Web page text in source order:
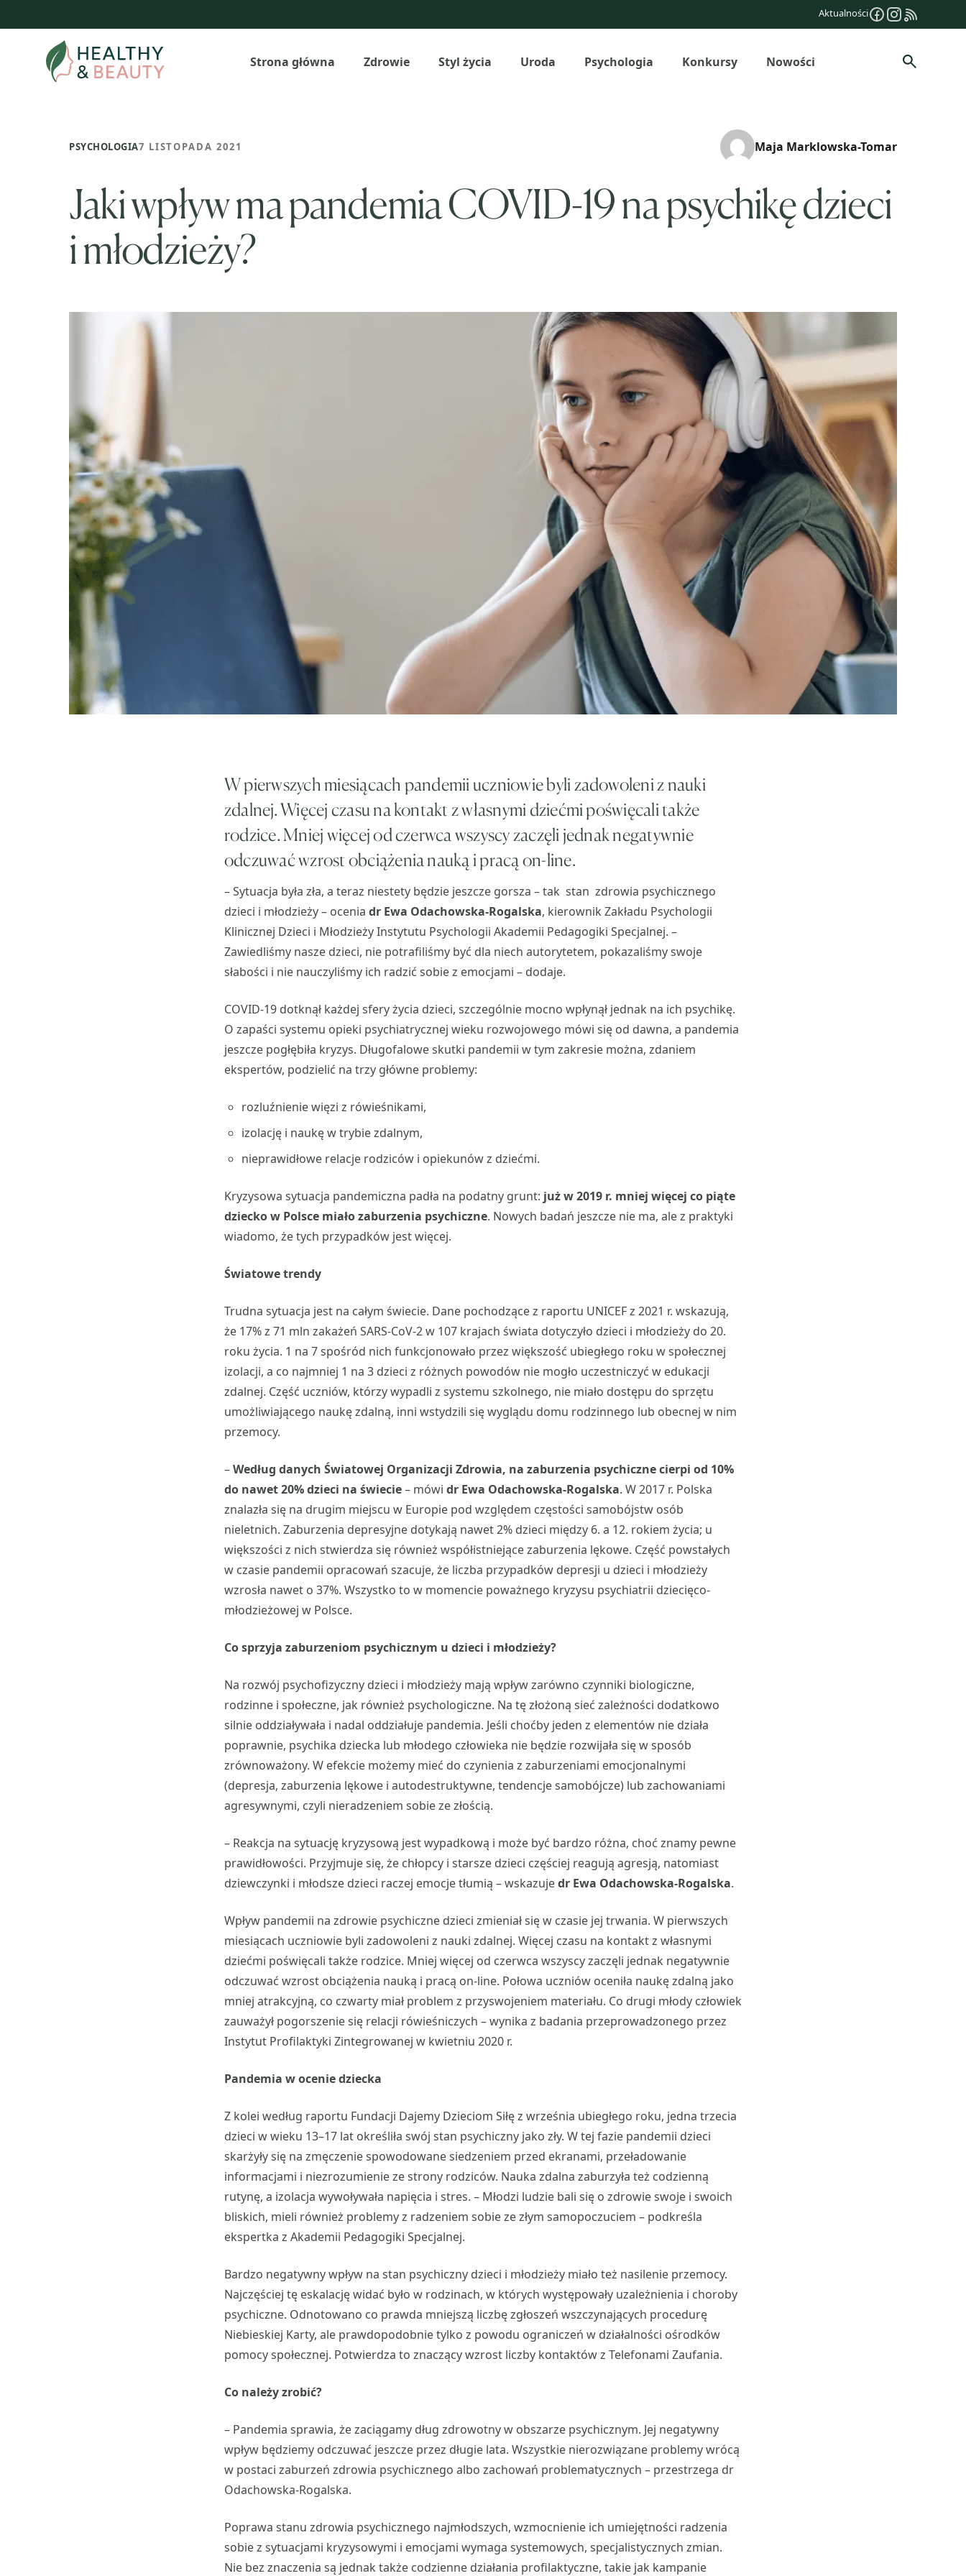
do
Aktualności
Strona główna Zdrowie Styl życia Uroda Psychologia Konkursy Nowości Szukaj
PSYCHOLOGIA7 LISTOPADA 2021 Maja Marklowska-Tomar
Jaki wpływ ma pandemia COVID-19 na psychikę dzieci
i młodzieży?
W pierwszych miesiącach pandemii uczniowie byli zadowoleni z nauki
zdalnej. Więcej czasu na kontakt z własnymi dziećmi poświęcali także
rodzice. Mniej więcej od czerwca wszyscy zaczęli jednak negatywnie
odczuwać wzrost obciążenia nauką i pracą on-line.
– Sytuacja była zła, a teraz niestety będzie jeszcze gorsza – tak stan zdrowia psychicznego
dzieci i młodzieży – ocenia dr Ewa Odachowska-Rogalska, kierownik Zakładu Psychologii
Klinicznej Dzieci i Młodzieży Instytutu Psychologii Akademii Pedagogiki Specjalnej. –
Zawiedliśmy nasze dzieci, nie potrafiliśmy być dla niech autorytetem, pokazaliśmy swoje
słabości i nie nauczyliśmy ich radzić sobie z emocjami – dodaje.
COVID-19 dotknął każdej sfery życia dzieci, szczególnie mocno wpłynął jednak na ich psychikę.
O zapaści systemu opieki psychiatrycznej wieku rozwojowego mówi się od dawna, a pandemia
jeszcze pogłębiła kryzys. Długofalowe skutki pandemii w tym zakresie można, zdaniem
ekspertów, podzielić na trzy główne problemy:
rozluźnienie więzi z rówieśnikami,
izolację i naukę w trybie zdalnym,
nieprawidłowe relacje rodziców i opiekunów z dziećmi.
Kryzysowa sytuacja pandemiczna padła na podatny grunt: już w 2019 r. mniej więcej co piąte
dziecko w Polsce miało zaburzenia psychiczne. Nowych badań jeszcze nie ma, ale z praktyki
wiadomo, że tych przypadków jest więcej.
Światowe trendy
Trudna sytuacja jest na całym świecie. Dane pochodzące z raportu UNICEF z 2021 r. wskazują,
że 17% z 71 mln zakażeń SARS-CoV-2 w 107 krajach świata dotyczyło dzieci i młodzieży do 20.
roku życia. 1 na 7 spośród nich funkcjonowało przez większość ubiegłego roku w społecznej
izolacji, a co najmniej 1 na 3 dzieci z różnych powodów nie mogło uczestniczyć w edukacji
zdalnej. Część uczniów, którzy wypadli z systemu szkolnego, nie miało dostępu do sprzętu
umożliwiającego naukę zdalną, inni wstydzili się wyglądu domu rodzinnego lub obecnej w nim
przemocy.
–Według danych Światowej Organizacji Zdrowia, na zaburzenia psychiczne cierpi od 10%
do nawet 20% dzieci na świecie– mówi dr Ewa Odachowska-Rogalska. W 2017 r. Polska
znalazła się na drugim miejscu w Europie pod względem częstości samobójstw osób
nieletnich. Zaburzenia depresyjne dotykają nawet 2% dzieci między 6. a 12. rokiem życia; u
większości z nich stwierdza się również współistniejące zaburzenia lękowe. Część powstałych
w czasie pandemii opracowań szacuje, że liczba przypadków depresji u dzieci i młodzieży
wzrosła nawet o 37%. Wszystko to w momencie poważnego kryzysu psychiatrii dziecięco-
młodzieżowej w Polsce.
Co sprzyja zaburzeniom psychicznym u dzieci i młodzieży?
Na rozwój psychofizyczny dzieci i młodzieży mają wpływ zarówno czynniki biologiczne,
rodzinne i społeczne, jak również psychologiczne. Na tę złożoną sieć zależności dodatkowo
silnie oddziaływała i nadal oddziałuje pandemia. Jeśli choćby jeden z elementów nie działa
poprawnie, psychika dziecka lub młodego człowieka nie będzie rozwijała się w sposób
zrównoważony. W efekcie możemy mieć do czynienia z zaburzeniami emocjonalnymi
(depresja, zaburzenia lękowe i autodestruktywne, tendencje samobójcze) lub zachowaniami
agresywnymi, czyli nieradzeniem sobie ze złością.
– Reakcja na sytuację kryzysową jest wypadkową i może być bardzo różna, choć znamy pewne
prawidłowości. Przyjmuje się, że chłopcy i starsze dzieci częściej reagują agresją, natomiast
dziewczynki i młodsze dzieci raczej emocje tłumią – wskazujedr Ewa Odachowska-Rogalska.
Wpływ pandemii na zdrowie psychiczne dzieci zmieniał się w czasie jej trwania. W pierwszych
miesiącach uczniowie byli zadowoleni z nauki zdalnej. Więcej czasu na kontakt z własnymi
dziećmi poświęcali także rodzice. Mniej więcej od czerwca wszyscy zaczęli jednak negatywnie
odczuwać wzrost obciążenia nauką i pracą on-line. Połowa uczniów oceniła naukę zdalną jako
mniej atrakcyjną, co czwarty miał problem z przyswojeniem materiału. Co drugi młody człowiek
zauważył pogorszenie się relacji rówieśniczych – wynika z badania przeprowadzonego przez
Instytut Profilaktyki Zintegrowanej w kwietniu 2020 r.
Pandemia w ocenie dziecka
Z kolei według raportu Fundacji Dajemy Dzieciom Siłę z września ubiegłego roku, jedna trzecia
dzieci w wieku 13–17 lat określiła swój stan psychiczny jako zły. W tej fazie pandemii dzieci
skarżyły się na zmęczenie spowodowane siedzeniem przed ekranami, przeładowanie
informacjami i niezrozumienie ze strony rodziców. Nauka zdalna zaburzyła też codzienną
rutynę, a izolacja wywoływała napięcia i stres. – Młodzi ludzie bali się o zdrowie swoje i swoich
bliskich, mieli również problemy z radzeniem sobie ze złym samopoczuciem – podkreśla
ekspertka z Akademii Pedagogiki Specjalnej.
Bardzo negatywny wpływ na stan psychiczny dzieci i młodzieży miało też nasilenie przemocy.
Najczęściej tę eskalację widać było w rodzinach, w których występowały uzależnienia i choroby
psychiczne. Odnotowano co prawda mniejszą liczbę zgłoszeń wszczynających procedurę
Niebieskiej Karty, ale prawdopodobnie tylko z powodu ograniczeń w działalności ośrodków
pomocy społecznej. Potwierdza to znaczący wzrost liczby kontaktów z Telefonami Zaufania.
Co należy zrobić?
– Pandemia sprawia, że zaciągamy dług zdrowotny w obszarze psychicznym. Jej negatywny
wpływ będziemy odczuwać jeszcze przez długie lata. Wszystkie nierozwiązane problemy wrócą
w postaci zaburzeń zdrowia psychicznego albo zachowań problematycznych – przestrzega dr
Odachowska-Rogalska.
Poprawa stanu zdrowia psychicznego najmłodszych, wzmocnienie ich umiejętności radzenia
sobie z sytuacjami kryzysowymi i emocjami wymaga systemowych, specjalistycznych zmian.
Nie bez znaczenia są jednak także codzienne działania profilaktyczne, takie jak kampanie